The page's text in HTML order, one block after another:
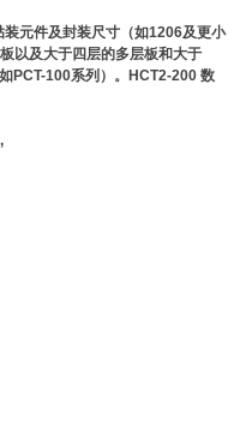
元件及封装尺寸（如1206及更小
以及大于四层的多层板和大于
PCT-100系列）。HCT2-200 数